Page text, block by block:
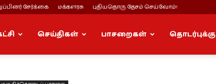
சேர்க்கை மக்களரசு புதியதொரு தேசம் செய்வோம்!
செய்திகள் பாசறைகள் தொடர்புக்கு